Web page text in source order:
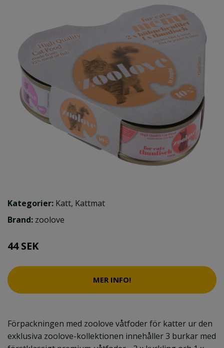
Kategorier: Katt, Kattmat
Brand: zoolove
44 SEK
MER INFO!
Förpackningen med zoolove våtfoder för katter ur den
exklusiva zoolove-kollektionen innehåller 3 burkar med